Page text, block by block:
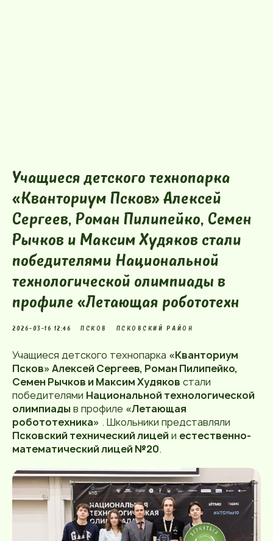
Учащиеся детского технопарка
«Кванториум Псков» Алексей
Сергеев, Роман Пилипейко, Семен
Рычков и Максим Худяков стали
победителями Национальной
технологической олимпиады в
профиле «Летающая робототехн
2026-03-16 12:46 ПСКОВ ПСКОВСКИЙ РАЙОН
Учащиеся детского технопарка «Кванториум
Псков» Алексей Сергеев, Роман Пилипейко,
Семен Рычков и Максим Худяков стали
победителями Национальной технологической
олимпиадыв профиле «Летающая
робототехника» . Школьники представляли
Псковский технический лицейи естественно-
математический лицей №20.